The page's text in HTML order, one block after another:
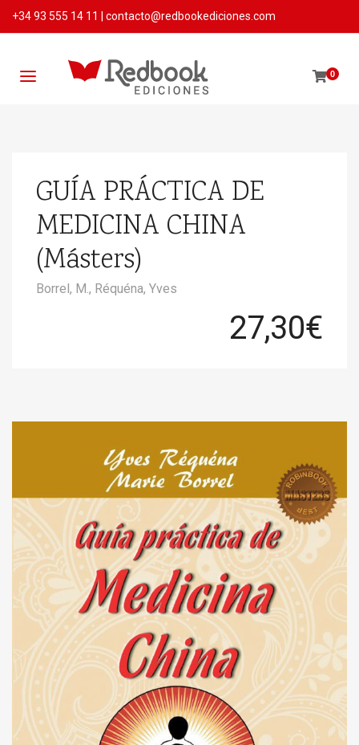
+34 93 555 14 11 contacto@redbookediciones.com
0
GUÍA PRÁCTICA DE
MEDICINA CHINA
(Másters)
Borrel, M., Réquéna, Yves
27,30€